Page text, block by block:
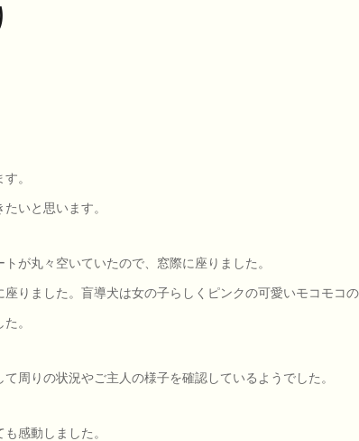
。
いと思います。
が丸々空いていたので、窓際に座りました。
りました。盲導犬は女の子らしくピンクの可愛いモコモコの
。
周りの状況やご主人の様子を確認しているようでした。
感動しました。